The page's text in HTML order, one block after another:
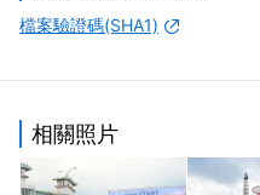
檔案驗證碼(SHA1)
相關照片